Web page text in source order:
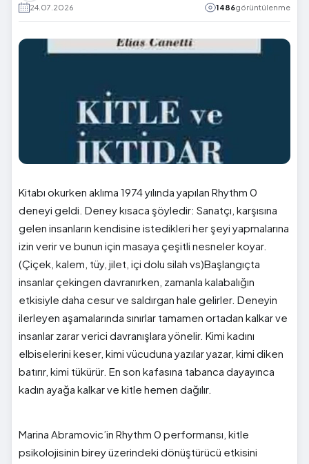
24.07.2026 1486görüntülenme
Kitabı okurken aklıma 1974 yılında yapılan Rhythm 0
deneyi geldi. Deney kısaca şöyledir: Sanatçı, karşısına
gelen insanların kendisine istedikleri her şeyi yapmalarına
izin verir ve bunun için masaya çeşitli nesneler koyar.
(Çiçek, kalem, tüy, jilet, içi dolu silah vs)Başlangıçta
insanlar çekingen davranırken, zamanla kalabalığın
etkisiyle daha cesur ve saldırgan hale gelirler. Deneyin
ilerleyen aşamalarında sınırlar tamamen ortadan kalkar ve
insanlar zarar verici davranışlara yönelir. Kimi kadını
elbiselerini keser, kimi vücuduna yazılar yazar, kimi diken
batırır, kimi tükürür. En son kafasına tabanca dayayınca
kadın ayağa kalkar ve kitle hemen dağılır.
Marina Abramovic’in Rhythm 0 performansı, kitle
psikolojisinin birey üzerindeki dönüştürücü etkisini